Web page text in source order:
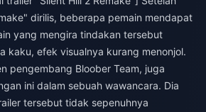
dirilis, beberapa pemain mendapat
yang mengira tindakan tersebut
kaku, efek visualnya kurang menonjol.
pengembang Bloober Team, juga
ini dalam sebuah wawancara. Dia
tersebut tidak sepenuhnya